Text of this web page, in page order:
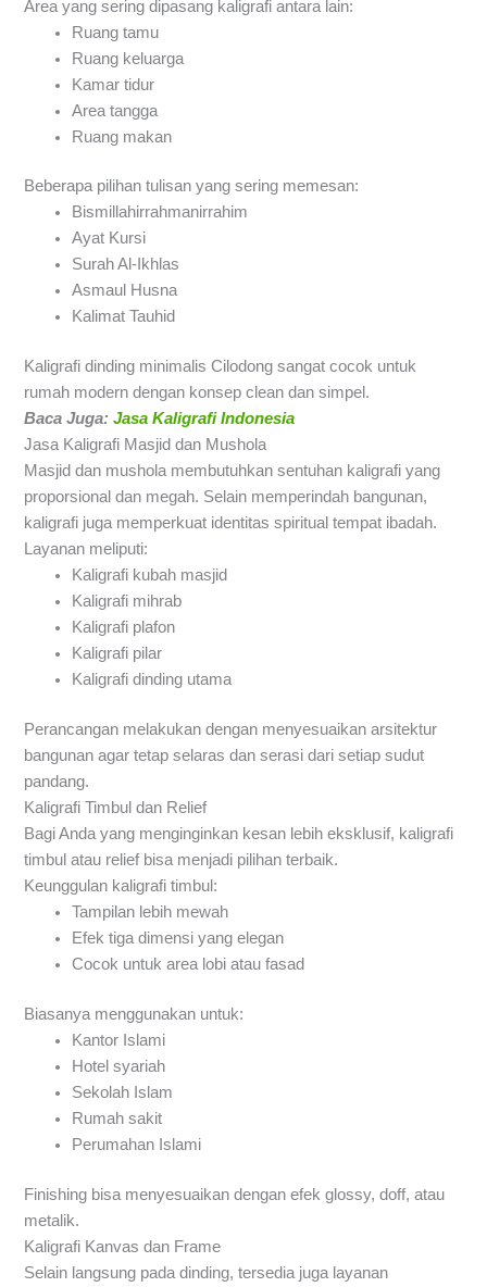
Area yang sering dipasang kaligrafi antara lain:
Ruang tamu
Ruang keluarga
Kamar tidur
Area tangga
Ruang makan
Beberapa pilihan tulisan yang sering memesan:
Bismillahirrahmanirrahim
Ayat Kursi
Surah Al-Ikhlas
Asmaul Husna
Kalimat Tauhid
Kaligrafi dinding minimalis Cilodong sangat cocok untuk
rumah modern dengan konsep clean dan simpel.
Baca Juga:Jasa Kaligrafi Indonesia
Jasa Kaligrafi Masjid dan Mushola
Masjid dan mushola membutuhkan sentuhan kaligrafi yang
proporsional dan megah. Selain memperindah bangunan,
kaligrafi juga memperkuat identitas spiritual tempat ibadah.
Layanan meliputi:
Kaligrafi kubah masjid
Kaligrafi mihrab
Kaligrafi plafon
Kaligrafi pilar
Kaligrafi dinding utama
Perancangan melakukan dengan menyesuaikan arsitektur
bangunan agar tetap selaras dan serasi dari setiap sudut
pandang.
Kaligrafi Timbul dan Relief
Bagi Anda yang menginginkan kesan lebih eksklusif, kaligrafi
timbul atau relief bisa menjadi pilihan terbaik.
Keunggulan kaligrafi timbul:
Tampilan lebih mewah
Efek tiga dimensi yang elegan
Cocok untuk area lobi atau fasad
Biasanya menggunakan untuk:
Kantor Islami
Hotel syariah
Sekolah Islam
Rumah sakit
Perumahan Islami
Finishing bisa menyesuaikan dengan efek glossy, doff, atau
metalik.
Kaligrafi Kanvas dan Frame
Selain langsung pada dinding, tersedia juga layanan